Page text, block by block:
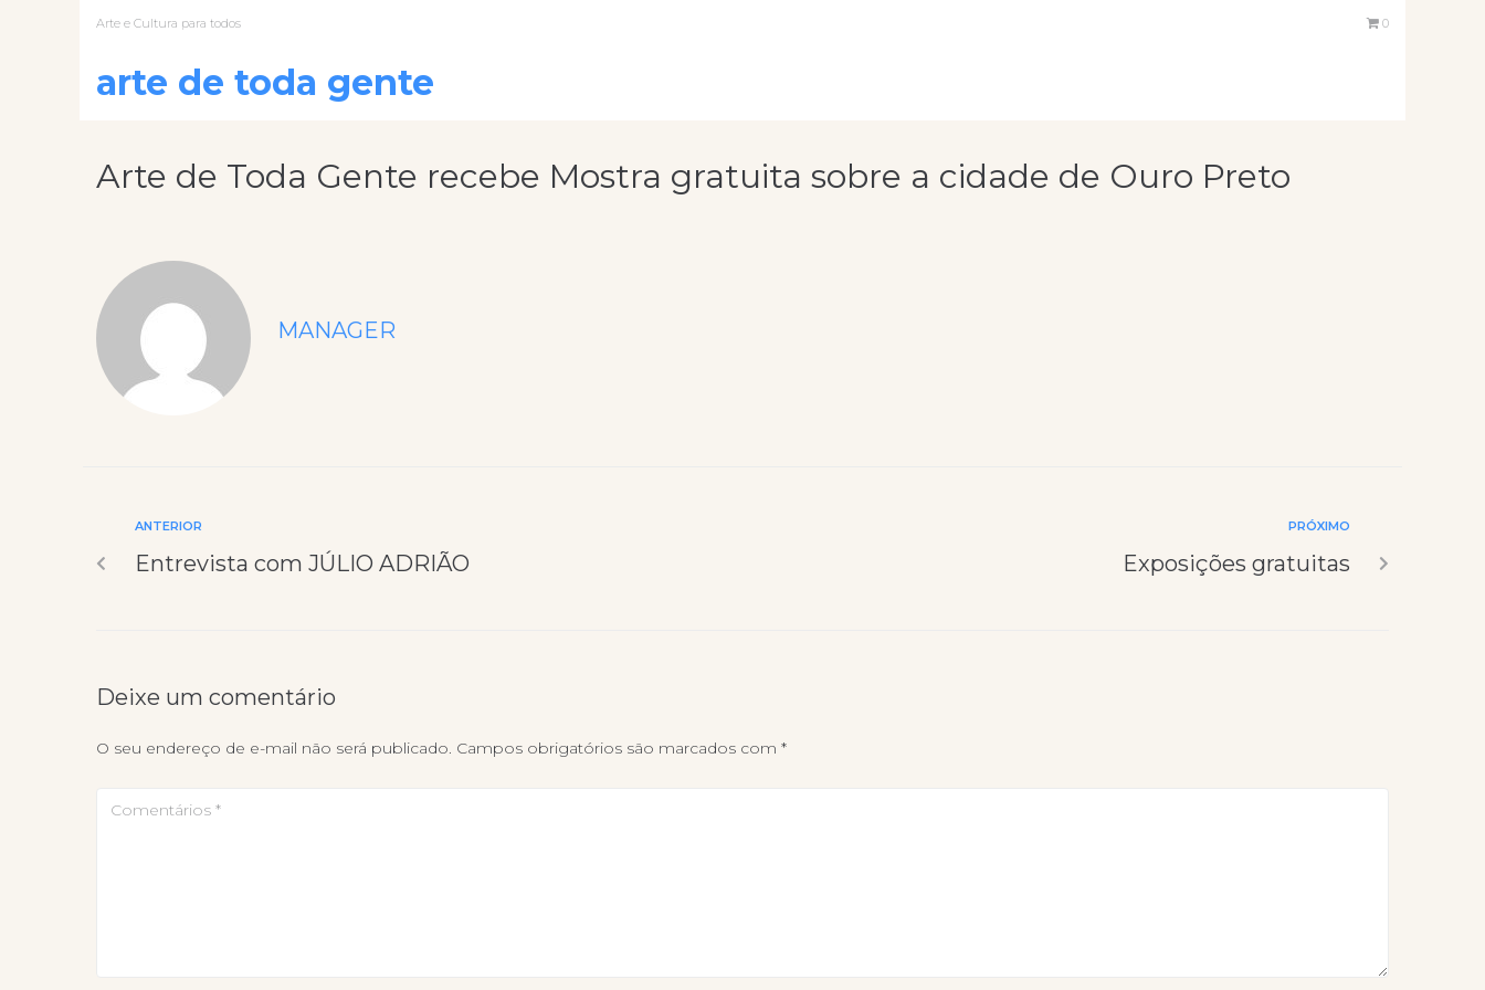
Arte e Cultura para todos 0
arte de toda gente
Arte de Toda Gente recebe Mostra gratuita sobre a cidade de Ouro Preto
MANAGER
ANTERIOR
Entrevista com JÚLIO ADRIÃO
PRÓXIMO
Exposições gratuitas
Deixe um comentário
O seu endereço de e-mail não será publicado. Campos obrigatórios são marcados com *